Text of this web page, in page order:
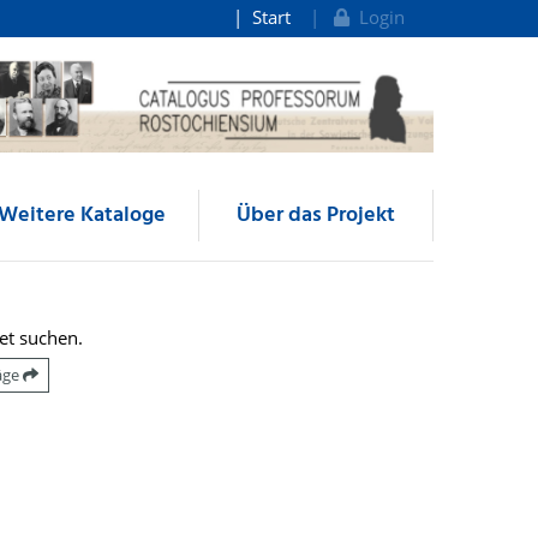
Start Login
Kataloge Über das Projekt
suchen.